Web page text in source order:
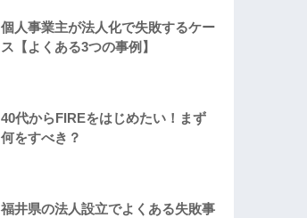
個人事業主が法人化で失敗するケー
ス【よくある3つの事例】
40代からFIREをはじめたい！まず
何をすべき？
福井県の法人設立でよくある失敗事